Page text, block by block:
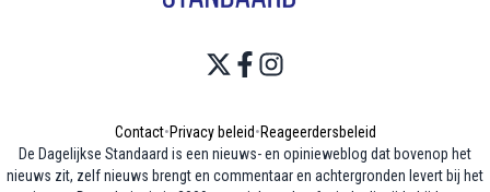
Contact•Privacy beleid•Reageerdersbeleid
De Dagelijkse Standaard is een nieuws- en opinieweblog dat bovenop het
nieuws zit, zelf nieuws brengt en commentaar en achtergronden levert bij het